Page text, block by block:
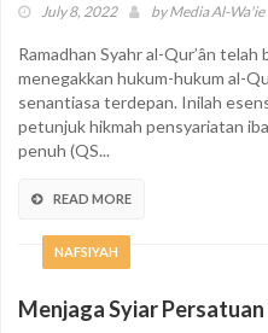
July 8, 2022 byMedia Al-Wa'ie
Ramadhan Syahr al-Qur’ân
menegakkan hukum-hukum al-
senantiasa terdepan. Inilah
petunjuk hikmah pensyariatan
penuh (QS...
READ MORE
NAFSIYAH
Menjaga Syiar